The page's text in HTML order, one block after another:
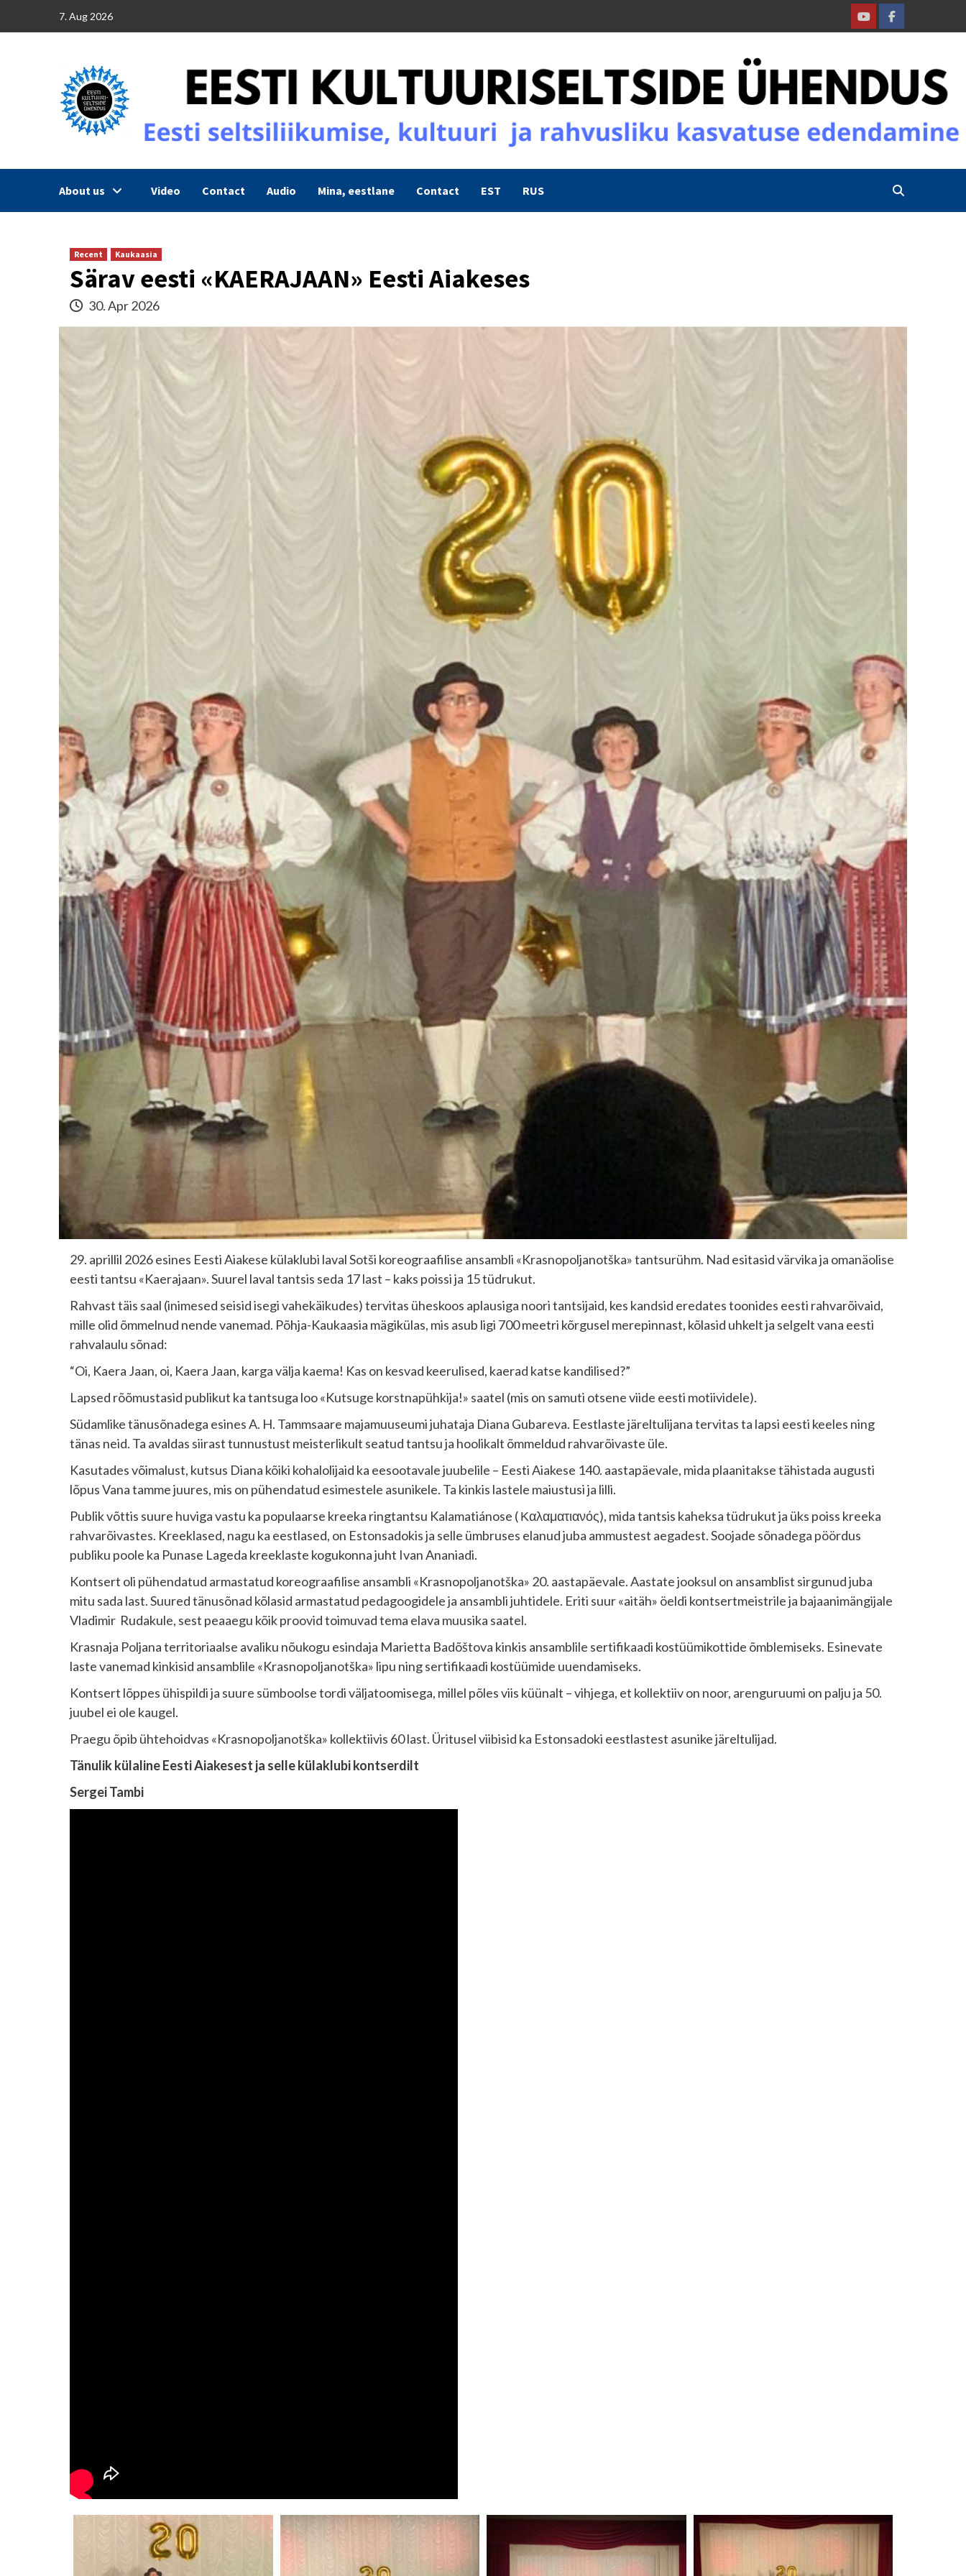
7. Aug 2026
YoutubeFacebook
About us Video Contact Audio Mina, eestlane Contact EST RUS
Recent Kaukaasia
Särav eesti «KAERAJAAN» Eesti Aiakeses
30. Apr 2026
29. aprillil 2026 esines Eesti Aiakese külaklubi laval Sotši koreograafilise ansambli «Krasnopoljanotška» tantsurühm. Nad esitasid värvika ja omanäolise
eesti tantsu «Kaerajaan». Suurel laval tantsis seda 17 last – kaks poissi ja 15 tüdrukut.
Rahvast täis saal (inimesed seisid isegi vahekäikudes) tervitas üheskoos aplausiga noori tantsijaid, kes kandsid eredates toonides eesti rahvarõivaid,
mille olid õmmelnud nende vanemad. Põhja-Kaukaasia mägikülas, mis asub ligi 700 meetri kõrgusel merepinnast, kõlasid uhkelt ja selgelt vana eesti
rahvalaulu sõnad:
“Oi, Kaera Jaan, oi, Kaera Jaan, karga välja kaema! Kas on kesvad keerulised, kaerad katse kandilised?”
Lapsed rõõmustasid publikut ka tantsuga loo «Kutsuge korstnapühkija!» saatel (mis on samuti otsene viide eesti motiividele).
Südamlike tänusõnadega esines A. H. Tammsaare majamuuseumi juhataja Diana Gubareva. Eestlaste järeltulijana tervitas ta lapsi eesti keeles ning
tänas neid. Ta avaldas siirast tunnustust meisterlikult seatud tantsu ja hoolikalt õmmeldud rahvarõivaste üle.
Kasutades võimalust, kutsus Diana kõiki kohalolijaid ka eesootavale juubelile – Eesti Aiakese 140. aastapäevale, mida plaanitakse tähistada augusti
lõpus Vana tamme juures, mis on pühendatud esimestele asunikele. Ta kinkis lastele maiustusi ja lilli.
Publik võttis suure huviga vastu ka populaarse kreeka ringtantsu Kalamatiánose ( Καλαματιανός), mida tantsis kaheksa tüdrukut ja üks poiss kreeka
rahvarõivastes. Kreeklased, nagu ka eestlased, on Estonsadokis ja selle ümbruses elanud juba ammustest aegadest. Soojade sõnadega pöördus
publiku poole ka Punase Lageda kreeklaste kogukonna juht Ivan Ananiadi.
Kontsert oli pühendatud armastatud koreograafilise ansambli «Krasnopoljanotška» 20. aastapäevale. Aastate jooksul on ansamblist sirgunud juba
mitu sada last. Suured tänusõnad kõlasid armastatud pedagoogidele ja ansambli juhtidele. Eriti suur «aitäh» öeldi kontsertmeistrile ja bajaanimängijale
Vladimir Rudakule, sest peaaegu kõik proovid toimuvad tema elava muusika saatel.
Krasnaja Poljana territoriaalse avaliku nõukogu esindaja Marietta Badõštova kinkis ansamblile sertifikaadi kostüümikottide õmblemiseks. Esinevate
laste vanemad kinkisid ansamblile «Krasnopoljanotška» lipu ning sertifikaadi kostüümide uuendamiseks.
Kontsert lõppes ühispildi ja suure sümboolse tordi väljatoomisega, millel põles viis küünalt – vihjega, et kollektiiv on noor, arenguruumi on palju ja 50.
juubel ei ole kaugel.
Praegu õpib ühtehoidvas «Krasnopoljanotška» kollektiivis 60 last. Üritusel viibisid ka Estonsadoki eestlastest asunike järeltulijad.
Tänulik külaline Eesti Aiakesest ja selle külaklubi kontserdilt
Sergei Tambi